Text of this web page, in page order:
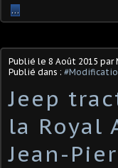
…
Publié le 8 Août 2015 par
Publié dans :
Jeep
la Royal
Jean-